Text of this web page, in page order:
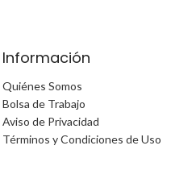
Información
Quiénes Somos
Bolsa de Trabajo
Aviso de Privacidad
Términos y Condiciones de Uso